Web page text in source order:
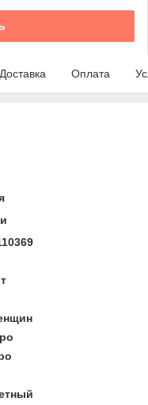
Доставка Оплата